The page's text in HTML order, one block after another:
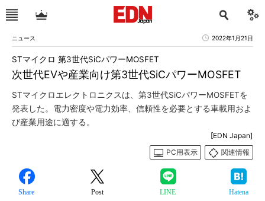
ニュース 2022年1月21日
次世代EVや産業向け第3世代SiCパワーMOSFET
STマイクロ 第3世代SiCパワーMOSFET
STマイクロエレクトロニクスは、第3世代SiCパワーMOSFETを
発表した。電力密度や電力効率、信頼性を必要とする車載用およ
び産業用途に適する。
[EDN Japan]
PC用表示
関連情報
Share Post LINE Hatena